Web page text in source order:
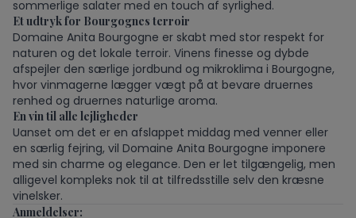
sommerlige salater med en touch af syrlighed.
Et udtryk for Bourgognes terroir
Domaine Anita Bourgogne er skabt med stor respekt for
naturen og det lokale terroir. Vinens finesse og dybde
afspejler den særlige jordbund og mikroklima i Bourgogne,
hvor vinmagerne lægger vægt på at bevare druernes
renhed og druernes naturlige aroma.
En vin til alle lejligheder
Uanset om det er en afslappet middag med venner eller
en særlig fejring, vil Domaine Anita Bourgogne imponere
med sin charme og elegance. Den er let tilgængelig, men
alligevel kompleks nok til at tilfredsstille selv den kræsne
vinelsker.
Anmeldelser: